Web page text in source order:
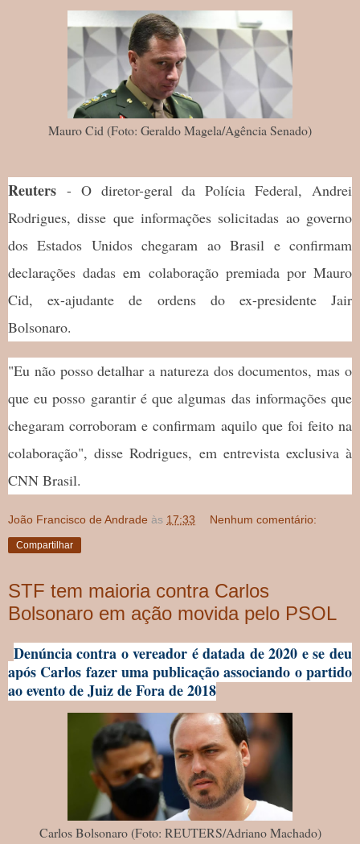
Mauro Cid (Foto: Geraldo Magela/Agência Senado)
Reuters - O diretor-geral da Polícia Federal, Andrei
Rodrigues, disse que informações solicitadas ao governo
dos Estados Unidos chegaram ao Brasil e confirmam
declarações dadas em colaboração premiada por Mauro
Cid, ex-ajudante de ordens do ex-presidente Jair
Bolsonaro.
"Eu não posso detalhar a natureza dos documentos, mas o
que eu posso garantir é que algumas das informações que
chegaram corroboram e confirmam aquilo que foi feito na
colaboração", disse Rodrigues, em entrevista exclusiva à
CNN Brasil.
João Francisco de Andrade às 17:33 Nenhum comentário:
Compartilhar
STF tem maioria contra Carlos
Bolsonaro em ação movida pelo PSOL
Denúncia contra o vereador é datada de 2020 e se deu
após Carlos fazer uma publicação associando o partido
ao evento de Juiz de Fora de 2018
Carlos Bolsonaro (Foto: REUTERS/Adriano Machado)